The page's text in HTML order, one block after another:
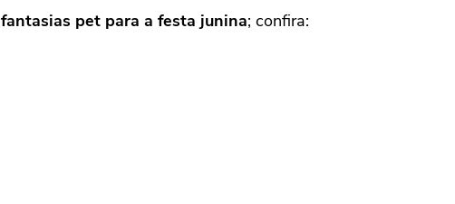
fantasias pet para a festa junina; confira: